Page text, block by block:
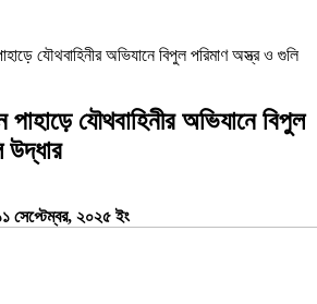
যৌথবাহিনীর অভিযানে বিপুল পরিমাণ অস্ত্র ও গুলি
পাহাড়ে যৌথবাহিনীর অভিযানে বিপুল
উদ্ধার
সেপ্টেম্বর, ২০২৫ ইং